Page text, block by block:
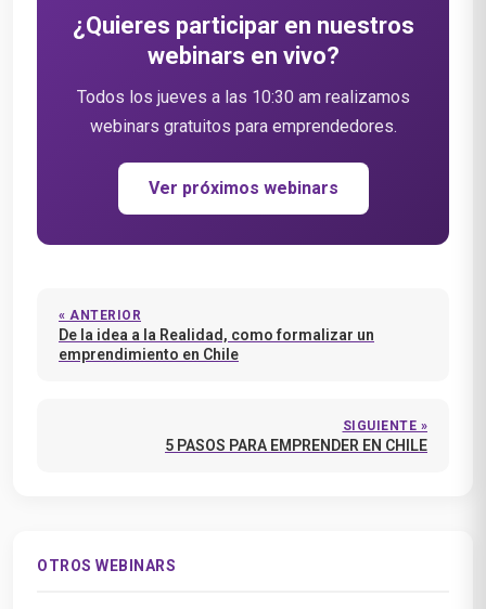
¿Quieres participar en nuestros
webinars en vivo?
Todos los jueves a las 10:30 am realizamos
webinars gratuitos para emprendedores.
Ver próximos webinars
« ANTERIOR
De la idea a la Realidad, como formalizar un
emprendimiento en Chile
SIGUIENTE »
5 PASOS PARA EMPRENDER EN CHILE
OTROS WEBINARS